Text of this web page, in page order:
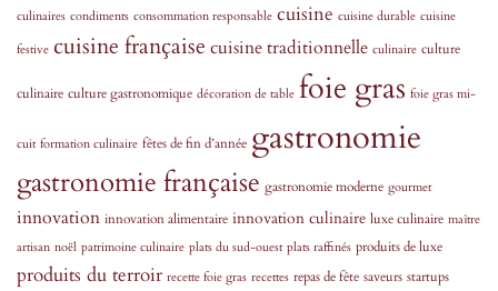
culinaires condiments consommation responsable cuisine cuisine durable cuisine
festive cuisine française cuisine traditionnelle culinaire culture
culinaire culture gastronomique décoration de table foie gras foie gras mi-
cuit formation culinaire fêtes de fin d’année gastronomie
gastronomie française gastronomie moderne gourmet
innovation innovation alimentaire innovation culinaire luxe culinaire maître
artisan noël patrimoine culinaire plats du sud-ouest plats raffinés produits de luxe
produits du terroir recette foie gras recettes repas de fête saveurs startups